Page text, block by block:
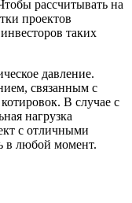
рассчитывать на
проектов
таких
давление.
связанным с
В случае с
нагрузка
с отличными
в любой момент.